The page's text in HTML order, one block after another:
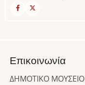
Επικοινωνία
ΔΗΜΟΤΙΚΟ ΜΟΥΣΕΙΟ